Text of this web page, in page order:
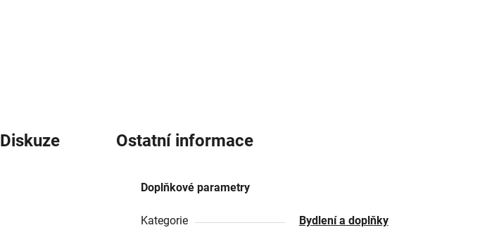
Diskuze Ostatní informace
Doplňkové parametry
Kategorie
Bydlení a doplňky